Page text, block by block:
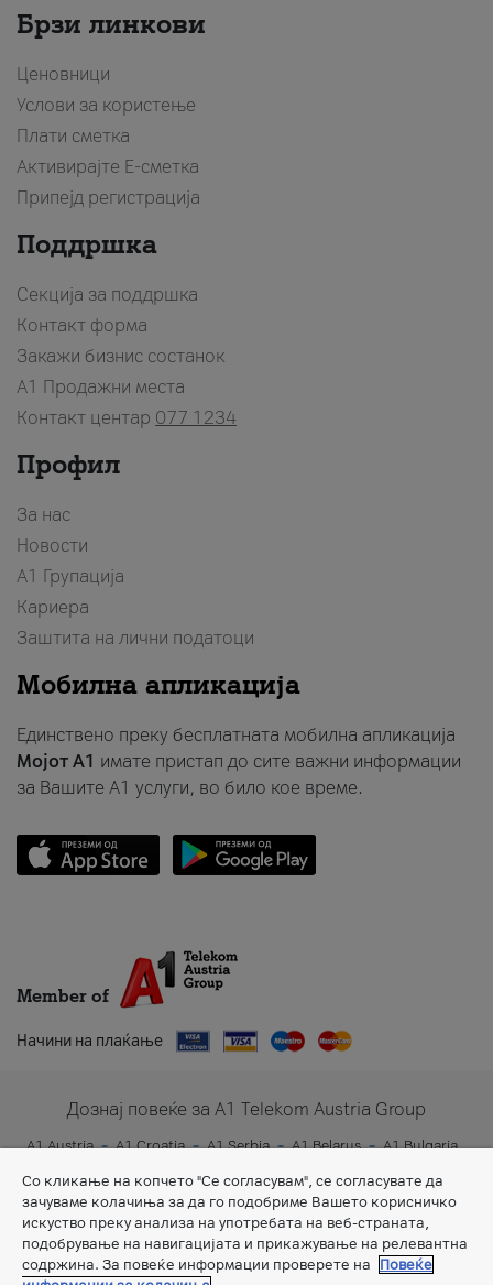
Брзи линкови
Ценовници
Услови за користење
Плати сметка
Активирајте Е-сметка
Припејд регистрација
Поддршка
Секција за поддршка
Контакт форма
Закажи бизнис состанок
A1 Продажни места
Контакт центар 077 1234
Профил
За нас
Новости
А1 Групација
Кариера
Заштита на лични податоци
Мобилна апликација
Единствено преку бесплатната мобилна апликација
Мојот A1 имате пристап до сите важни информации
за Вашите A1 услуги, во било кое време.
Member of
Начини на плаќање
Дознај повеќе за A1 Telekom Austria Group
A1 Austria A1 Croatia A1 Serbia A1 Belarus
A1 Bulgaria
Со кликање на копчето "Се согласувам", се согласувате да
зачуваме колачиња за да го подобриме Вашето корисничко
искуство преку анализа на употребата на веб-страната,
подобрување на навигацијата и прикажување на релевантна
содржина. За повеќе информации проверете на
Повеќе